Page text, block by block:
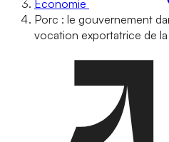
Economie
Porc : le gouvernement
vocation exportatrice de